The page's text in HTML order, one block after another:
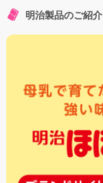
明治製品のご紹介